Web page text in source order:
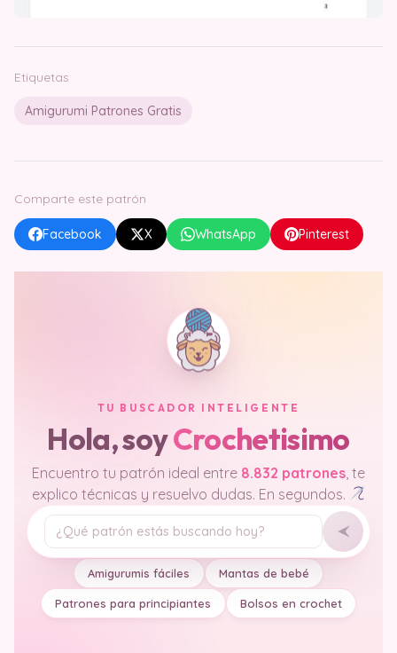
Etiquetas
Amigurumi Patrones Gratis
Comparte este patrón
Facebook X WhatsApp Pinterest
TU BUSCADOR INTELIGENTE
Hola, soyCrochetisimo
Encuentro tu patrón ideal entre 8.832 patrones , te
explico técnicas y resuelvo dudas. En segundos.
Tu pregunta
Amigurumis fáciles Mantas de bebé
Patrones para principiantes Bolsos en crochet